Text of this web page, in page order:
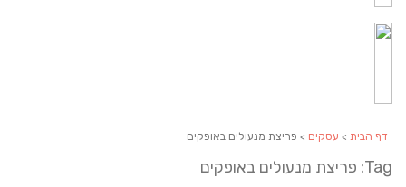
דף הבית > עסקים > פריצת מנעולים באופקים
Tag: פריצת מנעולים באופקים